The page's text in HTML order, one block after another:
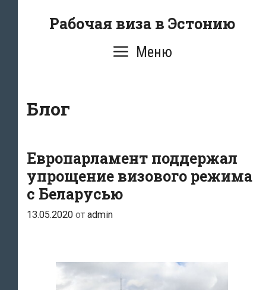
Рабочая виза в Эстонию
Меню
Блог
Европарламент поддержал
упрощение визового режима
с Беларусью
13.05.2020 от admin